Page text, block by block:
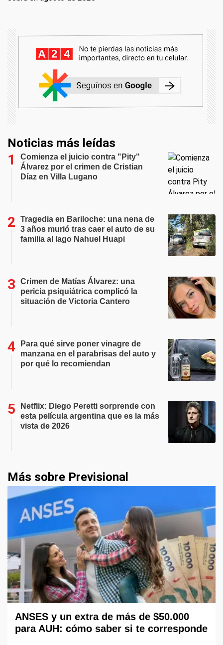
Noticias más leídas
Comienza el juicio contra "Pity"
Álvarez por el crimen de Cristian
Díaz en Villa Lugano
Tragedia en Bariloche: una nena de
3 años murió tras caer el auto de su
familia al lago Nahuel Huapi
Crimen de Matías Álvarez: una
pericia psiquiátrica complicó la
situación de Victoria Cantero
Para qué sirve poner vinagre de
manzana en el parabrisas del auto y
por qué lo recomiendan
Netflix: Diego Peretti sorprende con
esta película argentina que es la más
vista de 2026
Más sobre Previsional
ANSES y un extra de más de $50.000
para AUH: cómo saber si te corresponde